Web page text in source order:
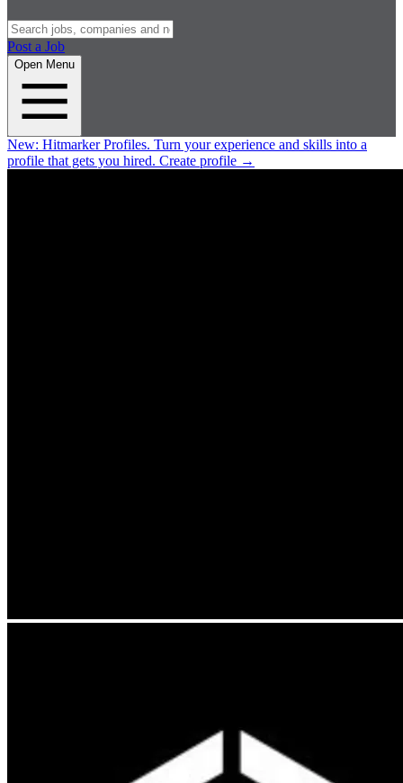
Post a Job
Open Menu
New: Hitmarker Profiles. Turn your experience and skills into a
profile that gets you hired. Create profile →